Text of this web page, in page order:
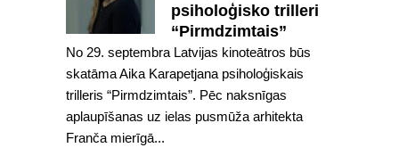
psiholoģisko trilleri
“Pirmdzimtais”
No 29. septembra Latvijas kinoteātros būs
skatāma Aika Karapetjana psiholoģiskais
trilleris “Pirmdzimtais”. Pēc naksnīgas
aplaupīšanas uz ielas pusmūža arhitekta
Franča mierīgā...